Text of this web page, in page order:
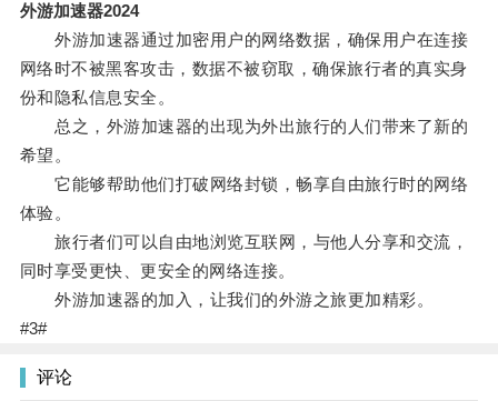
外游加速器2024
外游加速器通过加密用户的网络数据，确保用户在连接
网络时不被黑客攻击，数据不被窃取，确保旅行者的真实身
份和隐私信息安全。
总之，外游加速器的出现为外出旅行的人们带来了新的
希望。
它能够帮助他们打破网络封锁，畅享自由旅行时的网络
体验。
旅行者们可以自由地浏览互联网，与他人分享和交流，
同时享受更快、更安全的网络连接。
外游加速器的加入，让我们的外游之旅更加精彩。
#3#
评论